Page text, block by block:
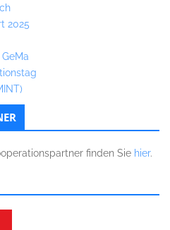
2025
finden Sie hier.